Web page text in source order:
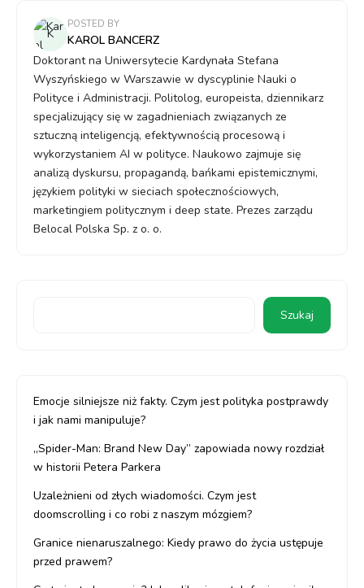
POSTED BY
KAROL BANCERZ
Doktorant na Uniwersytecie Kardynała Stefana
Wyszyńskiego w Warszawie w dyscyplinie Nauki o
Polityce i Administracji. Politolog, europeista, dziennikarz
specjalizujący się w zagadnieniach związanych ze
sztuczną inteligencją, efektywnością procesową i
wykorzystaniem AI w polityce. Naukowo zajmuje się
analizą dyskursu, propagandą, bańkami epistemicznymi,
językiem polityki w sieciach społecznościowych,
marketingiem politycznym i deep state. Prezes zarządu
Belocal Polska Sp. z o. o.
Szukaj
Emocje silniejsze niż fakty. Czym jest polityka postprawdy
i jak nami manipuluje?
„Spider-Man: Brand New Day” zapowiada nowy rozdział
w historii Petera Parkera
Uzależnieni od złych wiadomości. Czym jest
doomscrolling i co robi z naszym mózgiem?
Granice nienaruszalnego: Kiedy prawo do życia ustępuje
przed prawem?